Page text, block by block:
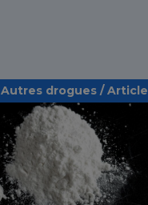
Autres drogues / Article